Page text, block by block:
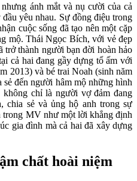
ánh mắt và nụ cười của cả
yêu nhau. Sự đồng điệu trong
cuộc sống đã tạo nên một cặp
mộ. Thái Ngọc Bích, với vẻ đẹp
trở thành người bạn đời hoàn hảo
cả hai đang gầy dựng tổ ấm với
2013) và bé trai Noah (sinh năm
đến người hâm mộ những hình
chỉ là người vợ đảm đang
chia sẻ và ủng hộ anh trong sự
trong MV như một lời khẳng định
gia đình mà cả hai đã xây dựng
chất hoài niệm